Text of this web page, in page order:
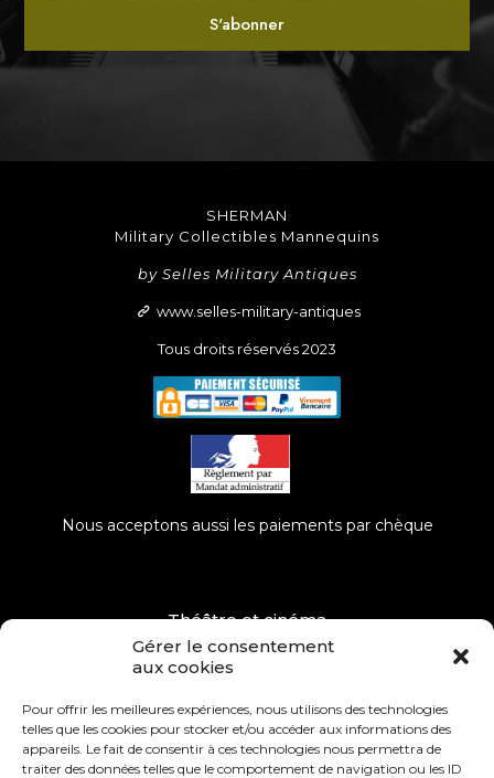
Gérer le consentement
aux cookies
Pour offrir les meilleures expériences, nous utilisons des technologies
telles que les cookies pour stocker et/ou accéder aux informations des
appareils. Le fait de consentir à ces technologies nous permettra de
traiter des données telles que le comportement de navigation ou les ID
SHERMAN
Military Collectibles Mannequins
by Selles Military Antiques
www.selles-military-antiques
Tous droits réservés 2023
Nous acceptons aussi les paiements par chèque
Théâtre et cinéma
Musées, Événements
Dépôt – Vente
Remerciements